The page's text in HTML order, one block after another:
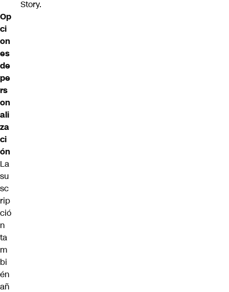
Story.
Op
ci
on
es
de
pe
rs
on
ali
za
ci
ón
La
su
sc
rip
ció
n
ta
m
bi
én
añ